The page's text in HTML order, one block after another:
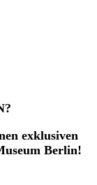
exklusiven
Berlin!